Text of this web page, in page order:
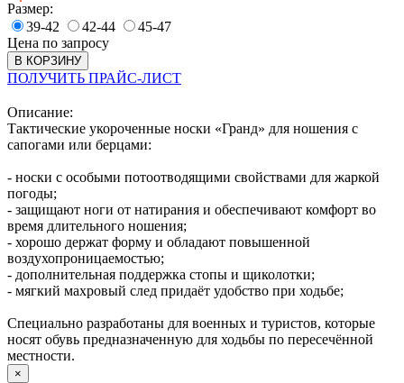
Размер:
39-42
42-44
45-47
Цена по запросу
В КОРЗИНУ
ПОЛУЧИТЬ ПРАЙС-ЛИСТ
Описание:
Тактические укороченные носки «Гранд» для ношения с
сапогами или берцами:
- носки с особыми потоотводящими свойствами для жаркой
погоды;
- защищают ноги от натирания и обеспечивают комфорт во
время длительного ношения;
- хорошо держат форму и обладают повышенной
воздухопроницаемостью;
- дополнительная поддержка стопы и щиколотки;
- мягкий махровый след придаёт удобство при ходьбе;
Специально разработаны для военных и туристов, которые
носят обувь предназначенную для ходьбы по пересечённой
местности.
×